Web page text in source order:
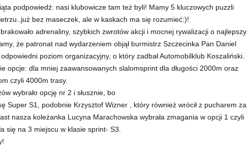
podpowiedź: nasi klubowicze tam też byli! Mamy 5 kluczowych puzzli
bez maseczek, ale w kaskach ma się rozumieć:)!
adrenaliny, szybkich zwrotów akcji i mocnej rywalizacji o najlepszy
że patronat nad wydarzeniem objął burmistrz Szczecinka Pan Daniel
poziom organizacyjny, o który zadbał Automobilklub Koszaliński.
opcje: dla mniej zaawansowanych slalomsprint dla długości 2000m oraz
czyli 4000m trasy.
wybrało opcję nr 2 i słusznie, bo
Super S1, podobnie Krzysztof Wizner , który również wrócił z pucharem za
nasza koleżanka Lucyna Marachowska wybrała zmagania w opcji 1 czyli
się na 3 miejscu w klasie sprint- S3.